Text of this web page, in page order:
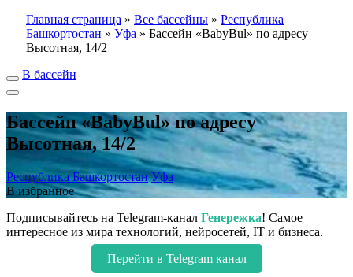
Главная страница » Все бассейны » Республика
Башкортостан » Уфа » Бассейн «BabyBul» по адресу
Высотная, 14/2
В бассейн
Бассейн «BabyBul» по адресу
Высотная, 14/2
Республика Башкортостан Уфа
В избранное
Подписывайтесь на Telegram-канал Генережка! Самое
интересное из мира технологий, нейросетей, IT и бизнеса.
Перейти в Telegram канал